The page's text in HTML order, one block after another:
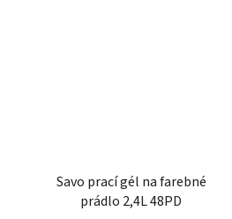
Savo prací gél na farebné
prádlo 2,4L 48PD